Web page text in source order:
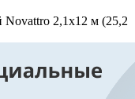
2,1х12 м (25,2